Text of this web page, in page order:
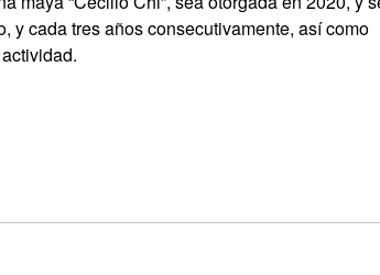
y cada tres años consecutivamente, así como